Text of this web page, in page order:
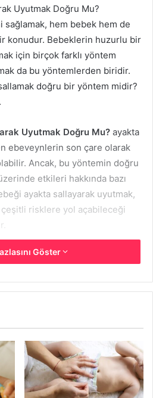
Uyutmak Doğru Mu?
hem bebek hem de
konudur. Bebeklerin huzurlu bir
için birçok farklı yöntem
da bu yöntemlerden biridir.
doğru bir yöntem midir?
Uyutmak Doğru Mu? ayakta
ebeveynlerin son çare olarak
Ancak, bu yöntemin doğru
etkileri hakkında bazı
ayakta sallayarak uyutmak,
çeşitli risklere yol açabileceği
Göster